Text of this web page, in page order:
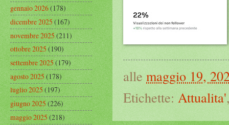
alle maggio 19,
Etichette: Attualita'
gennaio 2026(178)
dicembre 2025(167)
novembre 2025(211)
ottobre 2025(190)
settembre 2025(179)
agosto 2025(178)
luglio 2025(197)
giugno 2025(226)
maggio 2025(218)